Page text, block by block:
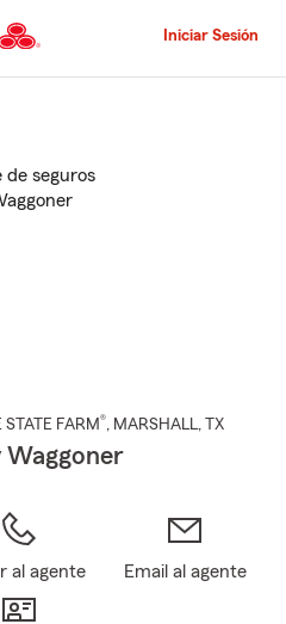
al
principal
Iniciar Sesión
STATE FARM®, MARSHALL, TX
Waggoner
al agente Email al agente